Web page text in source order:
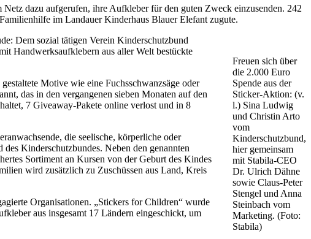
dazu aufgerufen, ihre Aufkleber für den guten Zweck einzusenden. 242
im Landauer Kinderhaus Blauer Elefant zugute.
Freuen sich über
die 2.000 Euro
Spende aus der
Sticker-Aktion: (v.
l.) Sina Ludwig
und Christin Arto
vom
Kinderschutzbund,
hier gemeinsam
mit Stabila-CEO
Dr. Ulrich Dähne
sowie Claus-Peter
Stengel und Anna
Steinbach vom
Marketing. (Foto:
Stabila)
Dem sozial tätigen Verein Kinderschutzbund
Handwerksaufklebern aus aller Welt bestückte
Motive wie eine Fuchsschwanzsäge oder
das in den vergangenen sieben Monaten auf den
7 Giveaway-Pakete online verlost und in 8
die seelische, körperliche oder
Kinderschutzbundes. Neben den genannten
Sortiment an Kursen von der Geburt des Kindes
wird zusätzlich zu Zuschüssen aus Land, Kreis
Organisationen. „Stickers for Children“ wurde
aus insgesamt 17 Ländern eingeschickt, um